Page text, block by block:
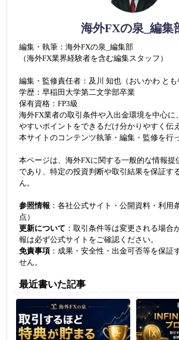
海外FXの泉_編集
編集・執筆：海外FXの泉_編集部
（海外FX業界経験者を含む編集スタッフ）
編集・監修責任者：及川 知也（おいかわ とも
学歴：早稲田大学第二文学部卒業
保有資格：FP3級
海外FX業者の取引条件や入出金環境を中心に
やすいポイントをできるだけ分かりやすく伝
本サイトのコンテンツ執筆・編集・監修を行
本ページは、海外FXに関する一般的な情報提
であり、特定の投資判断や取引結果を保証す
ん。
参照情報 ：各社公式サイト・公開資料・利用
点）
更新について ：取引条件等は変更される場合
報は必ず公式サイトをご確認ください。
免責事項 ：成果・安全性・出金可否等を保証
せん。
最近書いた記事